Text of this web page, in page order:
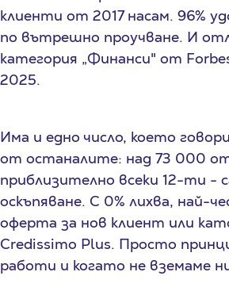
клиенти от 2017 насам. 96%
по вътрешно проучване. И
категория „Финанси" от
2025.
Има и едно число, което
от останалите: над 73 000
приблизително всеки 12-ти -
оскъпяване. С 0% лихва, най-
оферта за нов клиент или
Credissimo Plus. Просто
работи и когато не вземаме